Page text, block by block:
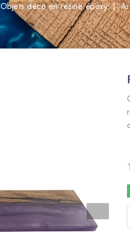
Objets déco en résine époxy